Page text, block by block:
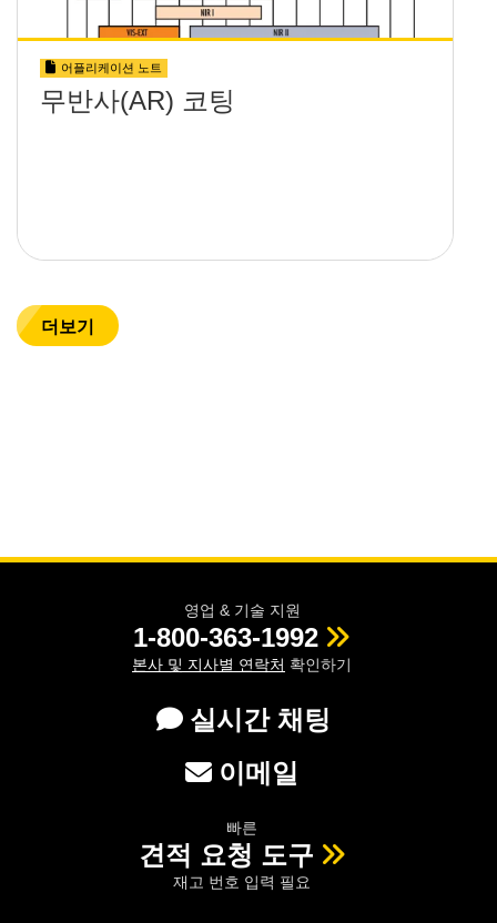
어플리케이션 노트
무반사(AR) 코팅
더보기
영업 & 기술 지원
1-800-363-1992
본사 및 지사별 연락처 확인하기
실시간 채팅
이메일
빠른
견적 요청 도구
재고 번호 입력 필요